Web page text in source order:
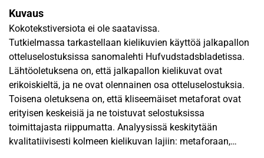
Kuvaus
Kokotekstiversiota ei ole saatavissa.
Tutkielmassa tarkastellaan kielikuvien käyttöä jalkapallon
otteluselostuksissa sanomalehti Hufvudstadsbladetissa.
Lähtöoletuksena on, että jalkapallon kielikuvat ovat
erikoiskieltä, ja ne ovat olennainen osa otteluselostuksia.
Toisena oletuksena on, että kliseemäiset metaforat ovat
erityisen keskeisiä ja ne toistuvat selostuksissa
toimittajasta riippumatta. Analyysissä keskitytään
kvalitatiivisesti kolmeen kielikuvan lajiin: metaforaan,